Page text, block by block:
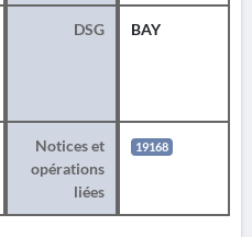
DSG BAY
Notices et
opérations
liées
19168